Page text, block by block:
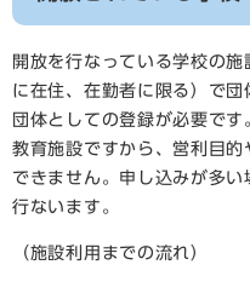
開放を行なっている学校の
に在住、在勤者に限る）で
団体としての登録が必要です
教育施設ですから、営利目
できません。申し込みが多
行ないます。
（施設利用までの流れ）